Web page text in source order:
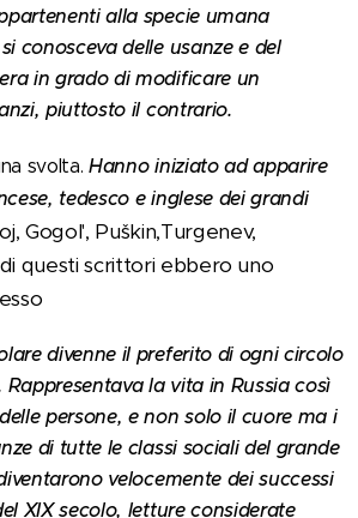
alla specie umana
conosceva delle usanze e del
in grado di modificare un
piuttosto il contrario.
svolta.Hanno iniziato ad apparire
tedesco e inglese dei grandi
Gogol', Puškin,Turgenev,
questi scrittori ebbero uno
divenne il preferito di ogni circolo
la vita in Russia così
persone, e non solo il cuore ma i
di tutte le classi sociali del grande
velocemente dei successi
XIX secolo, letture considerate